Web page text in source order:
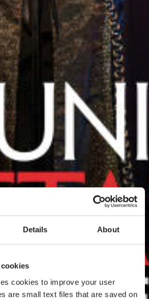
Details About
cookies to improve your user
are small text files that are saved on